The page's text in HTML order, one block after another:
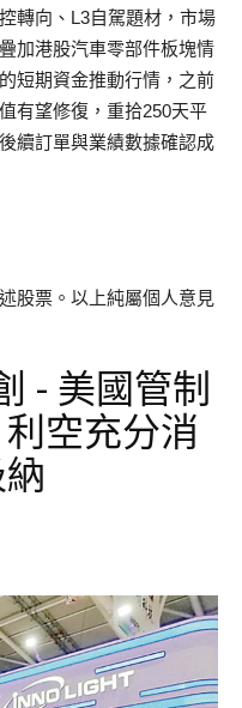
轉向、L3自駕題材，市場
加港股汽車零部件板塊情
短期資金推動行情，之前
有望修復，重拾250天平
續訂單與業績數據確認成
股票。以上純屬個人意見
- 美國管制
空充分消